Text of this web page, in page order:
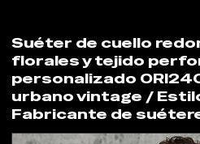
Suéter de cuello
florales y tejido
personalizado
urbano vintage /
Fabricante de